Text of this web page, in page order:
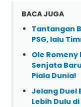
BACA JUGA
Tantangan
PSG, lalu
Ole Romeny
Senjata
Piala Dunia!
Jelang Duel
Lebih Dulu